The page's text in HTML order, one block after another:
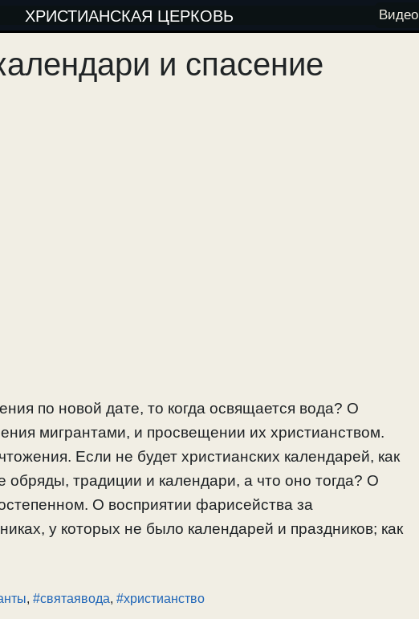
ХРИСТИАНСКАЯ ЦЕРКОВЬ Видео
и спасение
по новой дате, то когда освящается вода? О
мигрантами, и просвещении их христианством.
Если не будет христианских календарей, как
обряды, традиции и календари, а что оно тогда? О
О восприятии фарисейства за
у которых не было календарей и праздников; как
, #святаявода, #христианство